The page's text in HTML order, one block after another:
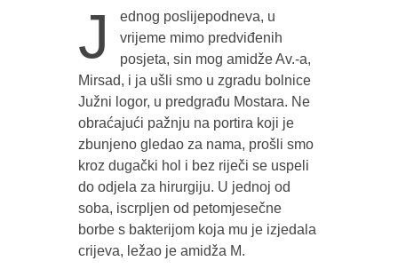
J
ednog poslijepodneva, u
vrijeme mimo predviđenih
posjeta, sin mog amidže Av.-a,
Mirsad, i ja ušli smo u zgradu bolnice
Južni logor, u predgrađu Mostara. Ne
obraćajući pažnju na portira koji je
zbunjeno gledao za nama, prošli smo
kroz dugački hol i bez riječi se uspeli
do odjela za hirurgiju. U jednoj od
soba, iscrpljen od petomjesečne
borbe s bakterijom koja mu je izjedala
crijeva, ležao je amidža M.